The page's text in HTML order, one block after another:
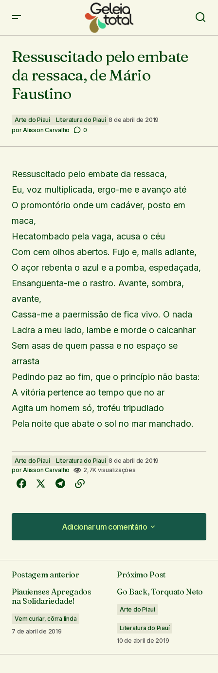
Ressuscitado pelo embate
da ressaca, de Mário
Faustino
Arte do Piauí Literatura do Piauí 8 de abril de 2019
porAlisson Carvalho 0
Ressuscitado pelo embate da ressaca,
Eu, voz multiplicada, ergo-me e avanço até
O promontório onde um cadáver, posto em
maca,
Hecatombado pela vaga, acusa o céu
Com cem olhos abertos. Fujo e, maiis adiante,
O açor rebenta o azul e a pomba, espedaçada,
Ensanguenta-me o rastro. Avante, sombra,
avante,
Cassa-me a paermissão de fica vivo. O nada
Ladra a meu lado, lambe e morde o calcanhar
Sem asas de quem passa e no espaço se
arrasta
Pedindo paz ao fim, que o princípio não basta:
A vitória pertence ao tempo que no ar
Agita um homem só, troféu tripudiado
Pela noite que abate o sol no mar manchado.
Arte do Piauí Literatura do Piauí 8 de abril de 2019
porAlisson Carvalho 2,7K visualizações
Adicionar um comentário
Adicionar um comentário
O seu endereço de e-mail não será publicado.
Campos obrigatórios são marcados com*
Comentário*
Postagem anterior
Piauienses Apregados
na Solidariedade!
Vem curiar, côrra linda
7 de abril de 2019
Próximo Post
Go Back, Torquato Neto
Arte do Piauí
Literatura do Piauí
10 de abril de 2019